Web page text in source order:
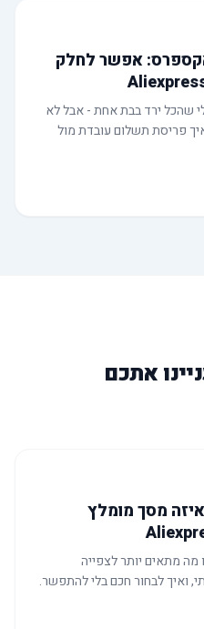
אפשר לחלק
שהכל ירד בבת אחת - אבל לא
פריסת תשלום עובדת מול
אתכם
איזה מסך מומלץ
מה מתאים יותר לצפייה
ואיך לבחור חכם בלי להתפשר.